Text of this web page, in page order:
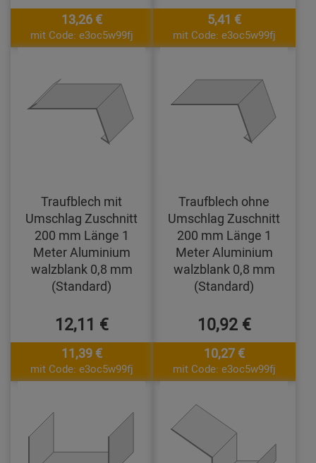
13,26 €
mit Code: e3oc5w99fj
5,41 €
mit Code: e3oc5w99fj
Traufblech mit
Umschlag Zuschnitt
200 mm Länge 1
Meter Aluminium
walzblank 0,8 mm
(Standard)
12,11 €
11,39 €
mit Code: e3oc5w99fj
Traufblech ohne
Umschlag Zuschnitt
200 mm Länge 1
Meter Aluminium
walzblank 0,8 mm
(Standard)
10,92 €
10,27 €
mit Code: e3oc5w99fj